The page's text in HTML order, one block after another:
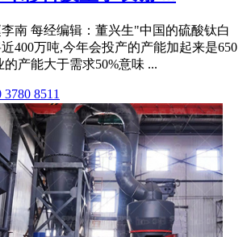
南 每经编辑：董兴生"中国的硫酸钛白
400万吨,今年会投产的产能加起来是650
产能大于需求50%意味 ...
8511